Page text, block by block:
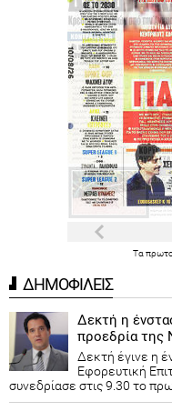
Τα
ΔΗΜΟΦΙΛΕΙΣ
Δεκτή η
προεδρία της
Δεκτή έγινε η
Εφορευτική
συνεδρίασε στις 9.30 το